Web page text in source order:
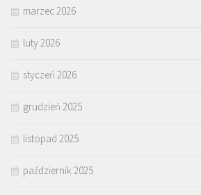
marzec 2026
luty 2026
styczeń 2026
grudzień 2025
listopad 2025
październik 2025